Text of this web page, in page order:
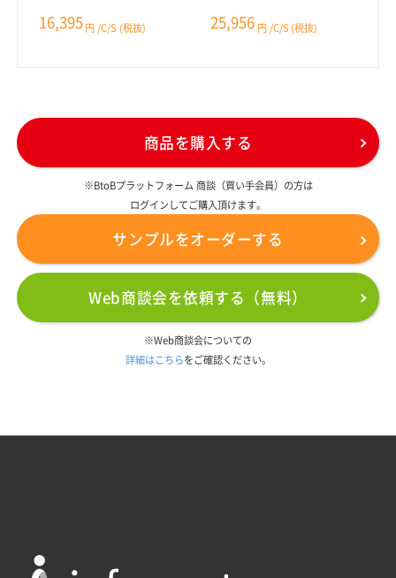
16,395 円 /C/S (税抜) 25,956 円 /C/S (税抜)
商品を購入する
※BtoBプラットフォーム 商談（買い手会員）の方は
ログインしてご購入頂けます。
サンプルをオーダーする
Web商談会を依頼する（無料）
※Web商談会についての
詳細はこちらをご確認ください。